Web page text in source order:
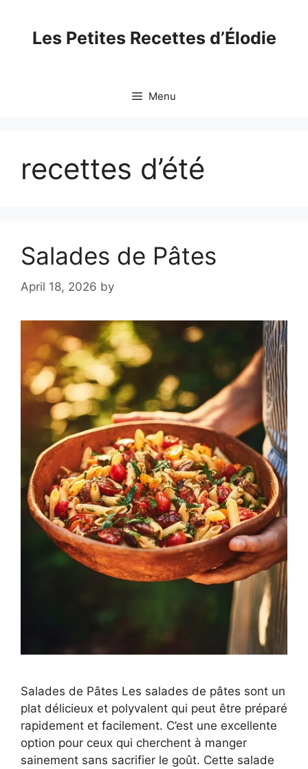
contentLes Petites Recettes d’Élodie
Menu
recettes d’été
Salades de Pâtes
April 18, 2026 by
Salades de Pâtes Les salades de pâtes sont un
plat délicieux et polyvalent qui peut être préparé
rapidement et facilement. C’est une excellente
option pour ceux qui cherchent à manger
sainement sans sacrifier le goût. Cette salade